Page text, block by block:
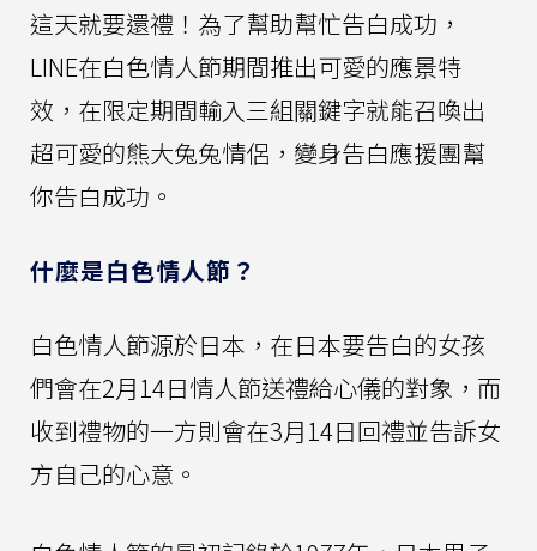
這天就要還禮！為了幫助幫忙告白成功，
LINE在白色情人節期間推出可愛的應景特
效，在限定期間輸入三組關鍵字就能召喚出
超可愛的熊大兔兔情侶，變身告白應援團幫
你告白成功。
什麼是白色情人節？
白色情人節源於日本，在日本要告白的女孩
們會在2月14日情人節送禮給心儀的對象，而
收到禮物的一方則會在3月14日回禮並告訴女
方自己的心意。